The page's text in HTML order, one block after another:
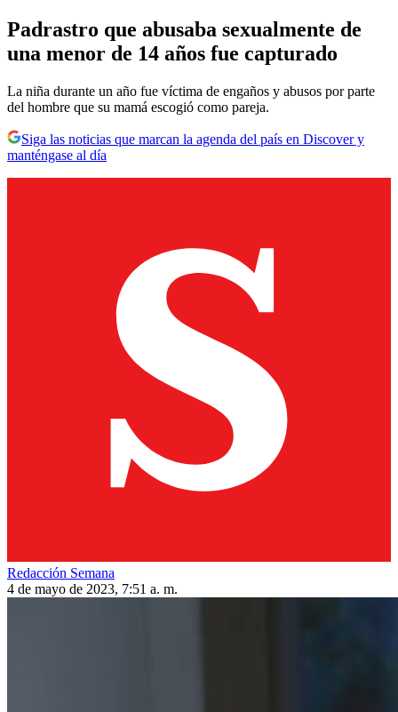
Padrastro que abusaba sexualmente de
una menor de 14 años fue capturado
La niña durante un año fue víctima de engaños y abusos por parte
del hombre que su mamá escogió como pareja.
Siga las noticias que marcan la agenda del país en Discover y
manténgase al día
Redacción Semana
4 de mayo de 2023, 7:51 a. m.